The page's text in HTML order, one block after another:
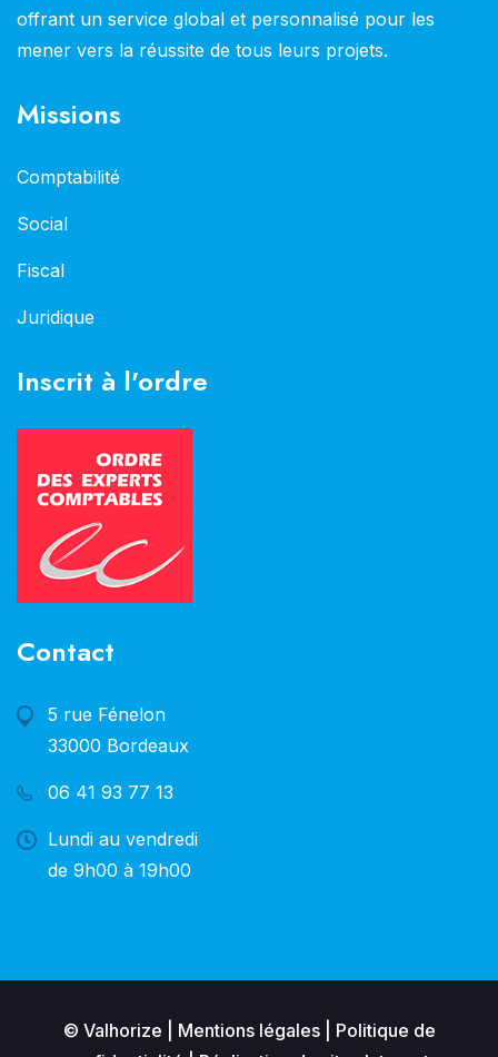
offrant un service global et personnalisé pour les
mener vers la réussite de tous leurs projets.
Missions
Comptabilité
Social
Fiscal
Juridique
Inscrit à l'ordre
Contact
5 rue Fénelon
33000 Bordeaux
06 41 93 77 13
Lundi au vendredi
de 9h00 à 19h00
© Valhorize | Mentions légales| Politique de